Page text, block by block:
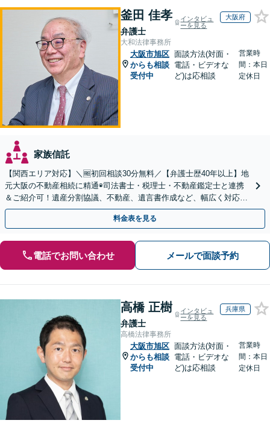
釜田 佳孝
弁護士
インタビュ
ーを見る
大阪府
大和法律事務所
大阪市旭区
からも相談
受付中
面談方法(対面・
電話・ビデオな
ど)は応相談
営業時
間：本日
定休日
家族信託
【関西エリア対応】＼🆓初回相談30分無料／【弁護士歴40年以上】地
元大阪の不動産相続に精通◉司法書士・税理士・不動産鑑定士と連携
＆ご紹介可！遺産分割協議、不動産、遺言書作成など、幅広く対応し
ます。お気軽にご相談ください
料金表を見る
電話でお問い合わせ メールで面談予約
高橋 正樹
弁護士
インタビュ
ーを見る
兵庫県
高橋法律事務所
大阪市旭区
からも相談
受付中
面談方法(対面・
電話・ビデオな
ど)は応相談
営業時
間：本日
定休日